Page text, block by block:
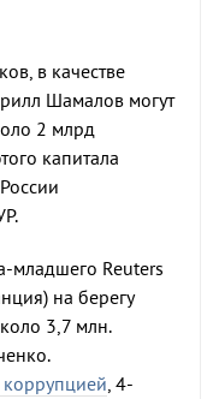
в качестве
Шамалов могут
2 млрд
капитала
младшего Reuters
на берегу
3,7 млн.
, 4-